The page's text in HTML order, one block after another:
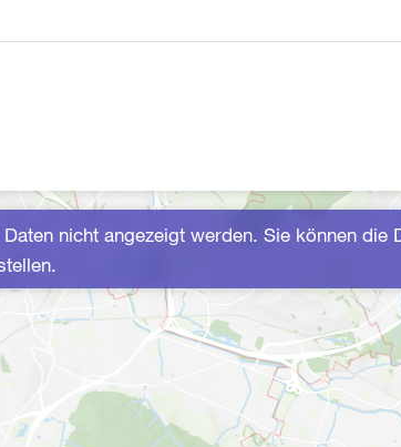
nicht angezeigt werden. Sie können die